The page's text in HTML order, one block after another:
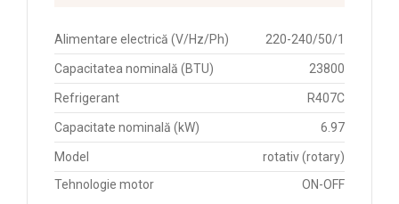
Alimentare electrică (V/Hz/Ph) 220-240/50/1
Capacitatea nominală (BTU) 23800
Refrigerant R407C
Capacitate nominală (kW) 6.97
Model
rotativ (rotary)
Tehnologie motor
ON-OFF